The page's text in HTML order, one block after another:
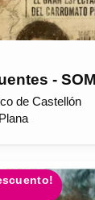
-
de Castellón